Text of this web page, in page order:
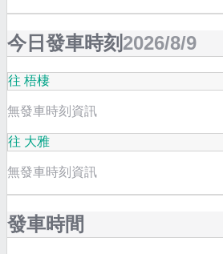
今日發車時刻 2026/8/9
往 梧棲
無發車時刻資訊
往 大雅
無發車時刻資訊
發車時間